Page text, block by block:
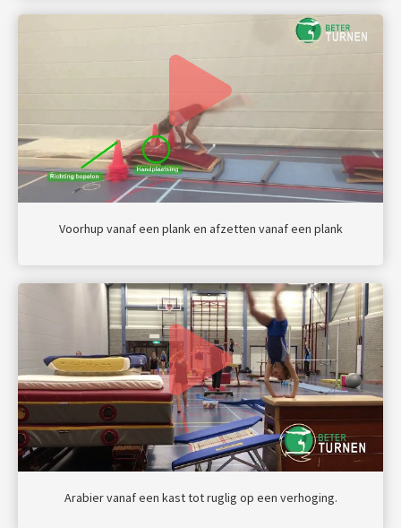
Voorhup vanaf een plank en afzetten vanaf een plank
Arabier vanaf een kast tot ruglig op een verhoging.